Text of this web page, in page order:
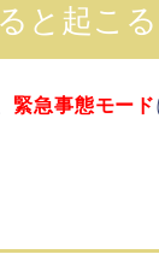
と起こ
緊急事態モード